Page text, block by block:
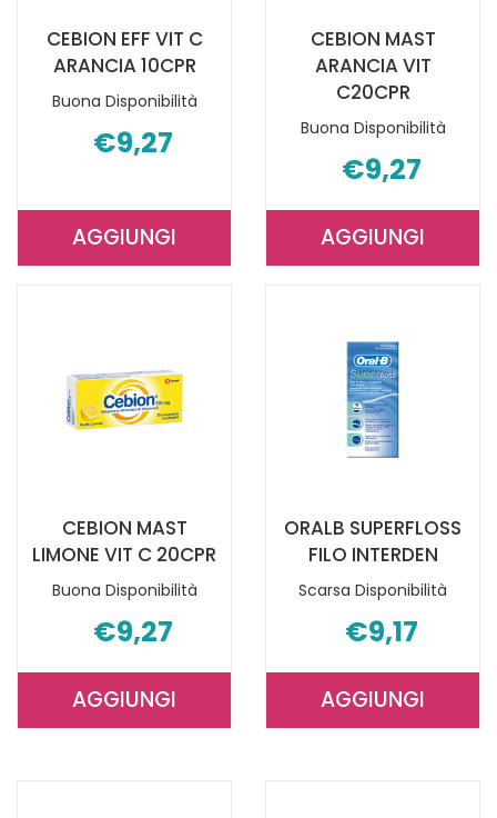
CEBION EFF VIT C
ARANCIA 10CPR
Buona Disponibilità
€9,27
AGGIUNGIAGGIUNGI CEBION
ARANCIA
10CPR AL
CARRELLO
CEBION MAST
ARANCIA VIT
C20CPR
Buona Disponibilità
€9,27
AGGIUNGIAGGIUNGI
VIT
C20CPR AL
CARRELLO
CEBION MAST
LIMONE VIT C 20CPR
Buona Disponibilità
€9,27
AGGIUNGIAGGIUNGI CEBION
ORALB SUPERFLOSS
FILO INTERDEN
Scarsa Disponibilità
€9,17
AGGIUNGIAGGIUNGI